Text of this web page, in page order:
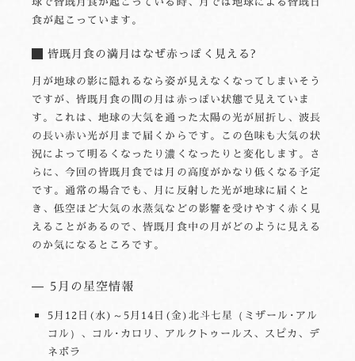
食が起こっています。
皆既月食の満月はなぜ赤っぽく見える?
月が地球の影に隠れるなら姿が見えなくなってしまいそう
ですが、皆既月食の間の月は赤っぽい状態で見えていま
す。これは、地球の大気を通った太陽の光が屈折し、波長
の長い赤い光が月まで届くからです。この色味も大気の状
況によって明るくなったり濃くなったりと変化します。さ
らに、今回の皆既月食では月の高度がかなり低くなる予定
です。通常の場合でも、月に反射した光が地球に届くと
き、低空ほど大気の水蒸気などの影響を受けやすく赤く見
えることがあるので、皆既月食中の月がどのように見える
のか気になるところです。
5月の星空情報
5月12日(水)～5月14日(金)北斗七星（ミザール･アル
コル）、コル･カロリ、アルクトゥールス、スピカ、デ
ネボラ